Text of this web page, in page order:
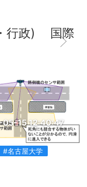
行政) 国際
15 12:40:47
#名古屋大学